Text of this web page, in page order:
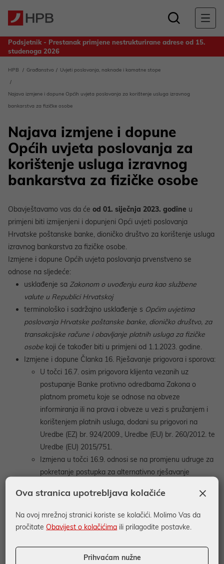
Podsjetnik - Prestanak primjene nestrukturirane adrese od 15.
studenoga 2026
ostvarene u 2025. godini
HPB Građanstvo Uvjeti poslovanja, naknade i kamatne stope
Najava izmjene i dopune Općih uvjeta poslovanja za korištenje usluga izravnog
bankarstva za fizičke osobe
Najava izmjene i dopune
Općih uvjeta poslovanja za
korištenje usluga izravnog
bankarstva za fizičke osobe
Obavještavamo vas da će od 01. siječnja 2023. godine u
primjeni biti izmijenjeni i dopunjeni Opći uvjeti poslovanja
Hrvatske poštanske banke, dioničko društvo za korištenje usluga
izravnog bankarstva za fizičke osobe.
Izmjene i dopune Općih uvjeta poslovanja prvenstveno se
odnose na sljedeće:
usklađenje sa Zakonom o uvođenju eura kao službene
valute u Republici Hrvatskoj
terminološko i sadržajno usklađenje s Općim uvjetima
poslovanja Hrvatske poštanske banke, dioničko društvo, za
transakcijske račune i obavljanje platnih usluga za fizičke
osobe koji će također biti u primjeni od 1.1.2023. godine.
Izmjene i dopune Članka 16. Rješavanje prigovora i sporova:
U točci 16.7. osim prigovora klijenta vezanih uz
postupanje Banke protivno odredbama Zakona o
platnom prometu koje se odnose na obveze
informiranja ili na prava i obveze u vezi s pružanjem i
korištenjem platnih usluga, dodani su prigovori na
Uredbe (EZ) br. 924/2009., Uredbe (EU) br. 260/2012. te
Uredbe (EU) 2015/751.
Izmjena u točci 16.9. odnosi se na promjenu udruge za
pokretanje postupka za alternativno rješavanje
Danom stupanja na snagu ovih Općih uvjeta poslovanja prestaju
važiti Opći uvjeti poslovanja Hrvatske poštanske banke, dioničko
društvo za korištenje usluga izravnog bankarstva za fizičke
Opći uvjeti poslovanja Hrvatske poštanske banke za
×
Ova stranica upotrebljava kolačiće
Na ovoj mrežnoj stranici koriste se kolačići. Molimo Vas da
pročitateObavijest o kolačićima ili prilagodite postavke.
Prihvaćam nužne